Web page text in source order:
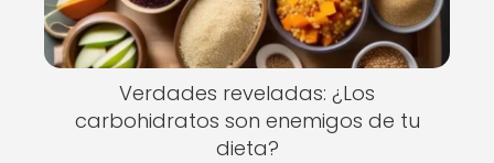
Verdades reveladas: ¿Los
carbohidratos son enemigos de tu
dieta?